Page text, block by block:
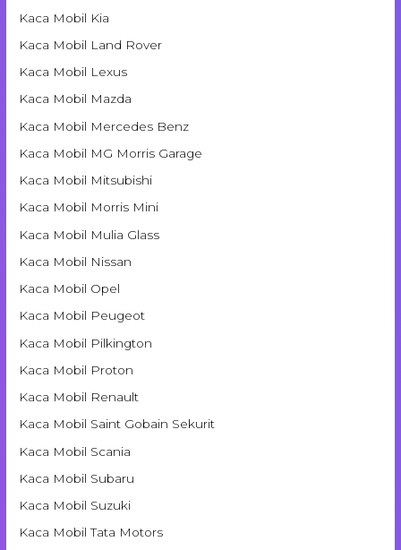
Kaca Mobil Kia
Kaca Mobil Land Rover
Kaca Mobil Lexus
Kaca Mobil Mazda
Kaca Mobil Mercedes Benz
Kaca Mobil MG Morris Garage
Kaca Mobil Mitsubishi
Kaca Mobil Morris Mini
Kaca Mobil Mulia Glass
Kaca Mobil Nissan
Kaca Mobil Opel
Kaca Mobil Peugeot
Kaca Mobil Pilkington
Kaca Mobil Proton
Kaca Mobil Renault
Kaca Mobil Saint Gobain Sekurit
Kaca Mobil Scania
Kaca Mobil Subaru
Kaca Mobil Suzuki
Kaca Mobil Tata Motors